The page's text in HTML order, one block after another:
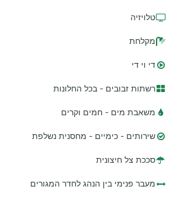
טלויזיה
מקלחת
די וי די
רשתות זבובים - בכל החלונות
משאבת מים - חמים וקרים
שירותים - כימיים - מחסנית נשלפת
סככת צל חיצונית
מעבר פנימי בין הנהג לחדר המגורים